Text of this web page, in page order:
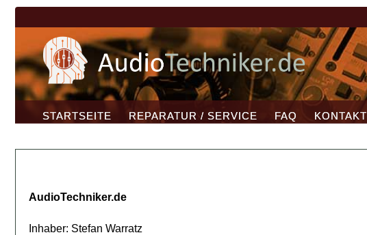
STARTSEITE REPARATUR / SERVICE FAQ KONTAKT
AudioTechniker.de
Inhaber: Stefan Warratz